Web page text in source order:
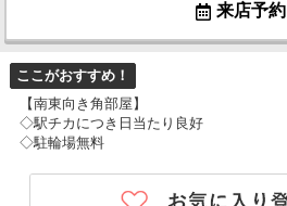
来店予約
ここがおすすめ！
【南東向き角部屋】
◇駅チカにつき日当たり良好
◇駐輪場無料